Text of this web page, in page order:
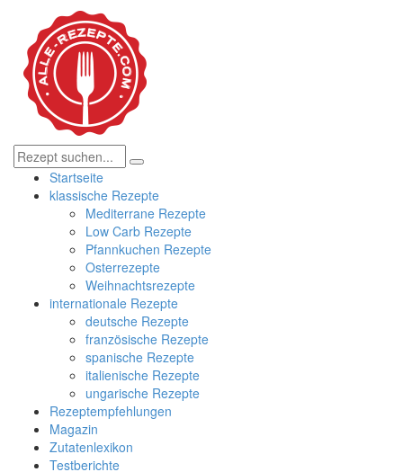
Startseite
klassische Rezepte
Mediterrane Rezepte
Low Carb Rezepte
Pfannkuchen Rezepte
Osterrezepte
Weihnachtsrezepte
internationale Rezepte
deutsche Rezepte
französische Rezepte
spanische Rezepte
italienische Rezepte
ungarische Rezepte
Rezeptempfehlungen
Magazin
Zutatenlexikon
Testberichte